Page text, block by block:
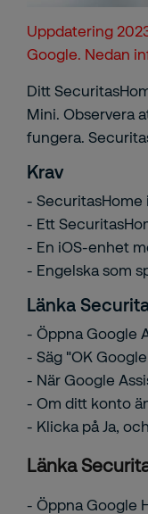
Uppdatering
Google. Nedan
Ditt
Mini. Observera
fungera.
Krav
-
- Ett
- En iOS-enhet
- Engelska som
Länka
- Öppna Google
- Säg "OK
- När Google
- Om ditt konto
- Klicka på Ja,
Länka
- Öppna Google